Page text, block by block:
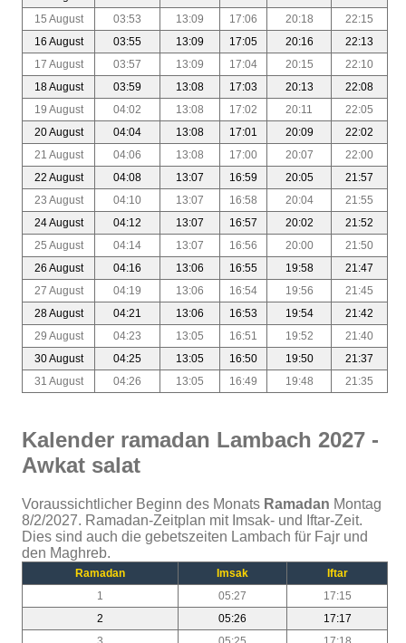
15 August
03:53 13:09 17:06 20:18
22:15
16 August
03:55 13:09 17:05 20:16
22:13
17 August
03:57 13:09 17:04 20:15
22:10
18 August
03:59 13:08 17:03 20:13
22:08
19 August
04:02 13:08 17:02 20:11
22:05
20 August
04:04 13:08 17:01 20:09
22:02
21 August
04:06 13:08 17:00 20:07
22:00
22 August
04:08 13:07 16:59 20:05
21:57
23 August
04:10 13:07 16:58 20:04
21:55
24 August
04:12 13:07 16:57 20:02
21:52
25 August
04:14 13:07 16:56 20:00
21:50
26 August
04:16 13:06 16:55 19:58
21:47
27 August
04:19 13:06 16:54 19:56
21:45
28 August
04:21 13:06 16:53 19:54
21:42
29 August
04:23 13:05 16:51 19:52
21:40
30 August
04:25 13:05 16:50 19:50
21:37
31 August
04:26 13:05 16:49 19:48 21:35
Kalender ramadan Lambach 2027 -
Awkat salat
Voraussichtlicher Beginn des Monats Ramadan Montag
8/2/2027. Ramadan-Zeitplan mit Imsak- und Iftar-Zeit.
Dies sind auch die gebetszeiten Lambach für Fajr und
den Maghreb.
Ramadan Imsak
Iftar
1
05:27
17:15
2
05:26
17:17